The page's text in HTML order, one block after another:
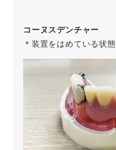
コーヌスデンチャー
＊装置をはめている状態